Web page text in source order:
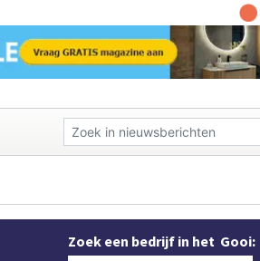
Zoek een bedrijf in het Gooi: